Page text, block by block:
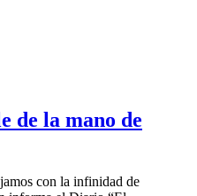
de la mano de
con la infinidad de